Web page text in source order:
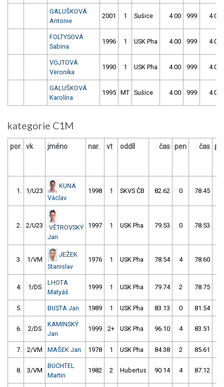
GALUŠKOVÁ
Antonie
2001 1 Sušice 4.00 999 4.00
FOLTYSOVÁ
Sabina
1996 1 USK Pha 4.00 999 4.00
VOJTOVÁ
Veronika
1990 1 USK Pha 4.00 999 4.00
GALUŠKOVÁ
Karolína
1995 MT Sušice 4.00 999 4.00
kategorie C1M
por. vk jméno nar. vt oddíl čas pen čas
1. 1/U23
KUNA
Václav
1998 1 SKVS ČB 82.62 0 78.45
2. 2/U23
VĚTROVSKÝ
Jan
1997 1 USK Pha 79.53 0 78.53
3. 1/VM
JEŽEK
Stanislav
1976 1 USK Pha 78.54 4 78.60
4. 1/DS
LHOTA
Matyáš
1999 1 USK Pha 79.74 2 78.75
5. BUSTA Jan 1989 1 USK Pha 83.13 0 81.54
6. 2/DS
KAMINSKÝ
Jan
1999 2+ USK Pha 96.10 4 83.51
7. 2/VM MAŠEK Jan 1978 1 USK Pha 84.38 2 85.61
8. 3/VM
BUCHTEL
Martin
1982 2 Hubertus 90.14 4 87.12